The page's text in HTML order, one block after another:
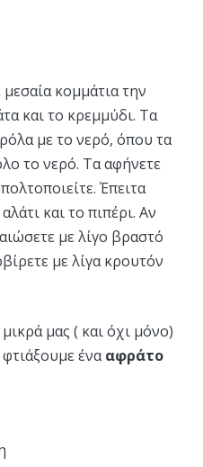
κομμάτια την
και το κρεμμύδι. Τα
με το νερό, όπου τα
το νερό. Τα αφήνετε
Έπειτα
και το πιπέρι. Αν
με λίγο βραστό
με λίγα κρουτόν
μας ( και όχι μόνο)
ένααφράτο